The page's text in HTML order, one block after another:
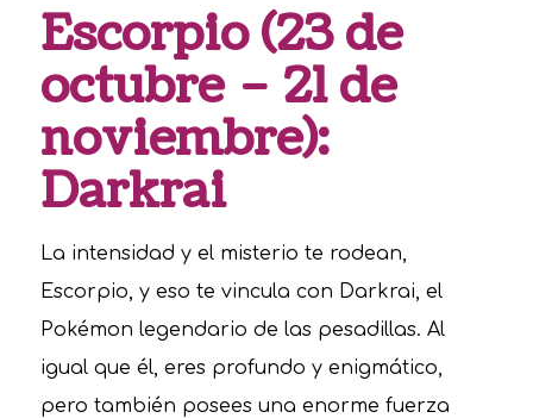
Escorpio (23 de
octubre – 21 de
noviembre):
Darkrai
La intensidad y el misterio te rodean,
Escorpio, y eso te vincula con Darkrai, el
Pokémon legendario de las pesadillas. Al
igual que él, eres profundo y enigmático,
pero también posees una enorme fuerza